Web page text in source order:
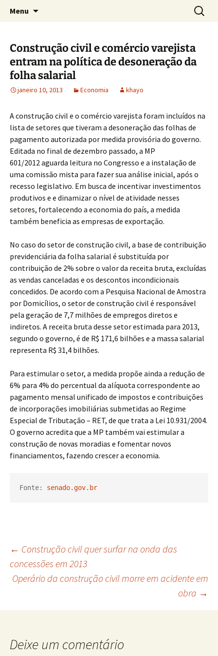
Rodrimix
Concretos e Pisos Industriais LTDA
Menu
por:
Construção civil e comércio varejista
entram na política de desoneração da
folha salarial
janeiro 10, 2013 Economia khayo
A construção civil e o comércio varejista foram incluídos na
lista de setores que tiveram a desoneração das folhas de
pagamento autorizada por medida provisória do governo.
Editada no final de dezembro passado, a MP
601/2012 aguarda leitura no Congresso e a instalação de
uma comissão mista para fazer sua análise inicial, após o
recesso legislativo. Em busca de incentivar investimentos
produtivos e e dinamizar o nível de atividade nesses
setores, fortalecendo a economia do país, a medida
também beneficia as empresas de exportação.
No caso do setor de construção civil, a base de contribuição
previdenciária da folha salarial é substituída por
contribuição de 2% sobre o valor da receita bruta, excluídas
as vendas canceladas e os descontos incondicionais
concedidos. De acordo com a Pesquisa Nacional de Amostra
por Domicílios, o setor de construção civil é responsável
pela geração de 7,7 milhões de empregos diretos e
indiretos. A receita bruta desse setor estimada para 2013,
segundo o governo, é de R$ 171,6 bilhões e a massa salarial
representa R$ 31,4 bilhões.
Para estimular o setor, a medida propõe ainda a redução de
6% para 4% do percentual da alíquota correspondente ao
pagamento mensal unificado de impostos e contribuições
de incorporações imobiliárias submetidas ao Regime
Especial de Tributação – RET, de que trata a Lei 10.931/2004.
O governo acredita que a MP também vai estimular a
construção de novas moradias e fomentar novos
financiamentos, fazendo crescer a economia.
Fonte: senado.gov.br
Navegação
de
posts
← Construção civil quer surfar na onda das
concessões em 2013
Operário da construção civil morre em acidente em
obra →
Deixe um comentário